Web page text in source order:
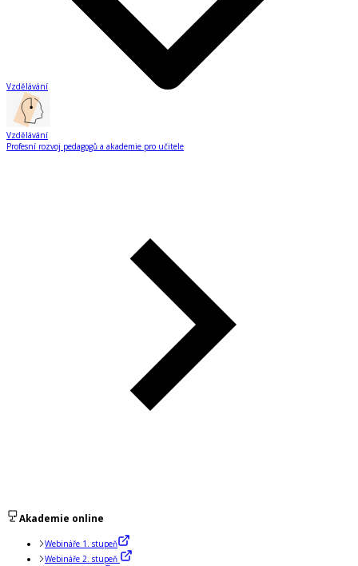
Vzdělávání
Vzdělávání
Profesní rozvoj pedagogů a akademie pro učitele
Akademie online
Webináře 1. stupeň
Webináře 2. stupeň